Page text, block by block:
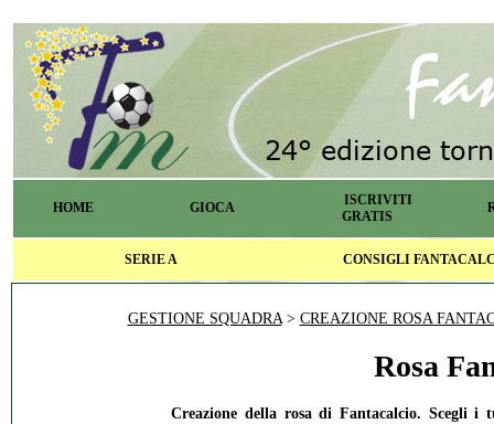
HOME GIOCA
ISCRIVITI
GRATIS
SERIE A CONSIGLI
GESTIONE SQUADRA> CREAZIONE ROSA
Rosa
Creazione della rosa di Fantacalcio. Scegli